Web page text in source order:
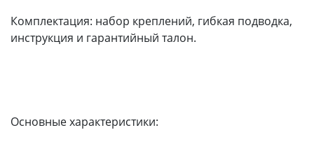
Комплектация: набор креплений, гибкая подводка,
инструкция и гарантийный талон.
Основные характеристики: